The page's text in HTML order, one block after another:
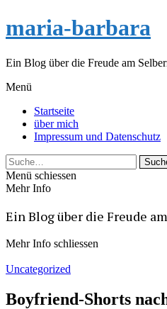
maria-barbara
Ein Blog über die Freude am
Menü
Startseite
über mich
Impressum und Datenschutz
Suche
Menü schiessen
Mehr Info
Ein Blog über die Freude
Mehr Info schliessen
Uncategorized
Boyfriend-Shorts